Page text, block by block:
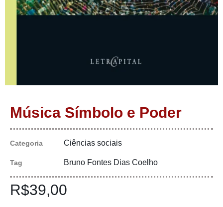
Música Símbolo e Poder
Categoria Ciências sociais
Tag Bruno Fontes Dias Coelho
R$39,00